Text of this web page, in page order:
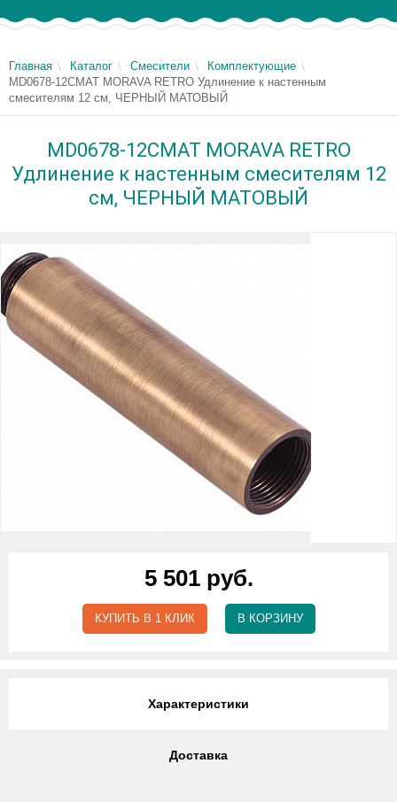
Главная Каталог Смесители
Комплектующие
MD0678-12CMAT MORAVA RETRO Удлинение к настенным
смесителям 12 см, ЧЕРНЫЙ МАТОВЫЙ
MD0678-12CMAT MORAVA RETRO
Удлинение к настенным смесителям 12
см, ЧЕРНЫЙ МАТОВЫЙ
5 501 руб.
КУПИТЬ В 1 КЛИК В КОРЗИНУ
Характеристики
Доставка